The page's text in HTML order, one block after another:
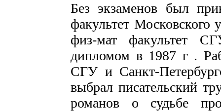
Без экзаменов был
факультет Московского
физ-мат факультет
дипломом в 1987 г .
СГУ и Санкт-
выбрал писательский
романов о судьбе